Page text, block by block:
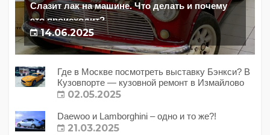
Слазит лак на машине. Что делать и почему
это происходит?
14.06.2025
Где в Москве посмотреть выставку Бэнкси? В
Кузовпорте — кузовной ремонт в Измайлово
02.05.2025
Daewoo и Lamborghini – одно и то же?!
21.03.2025